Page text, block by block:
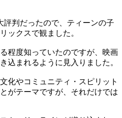
評判だったので、ティーンの子
ックスで観ました。
程度知っていたのですが、映画
込まれるように見入りました。
化やコミュニティ・スピリット
がテーマですが、それだけでは